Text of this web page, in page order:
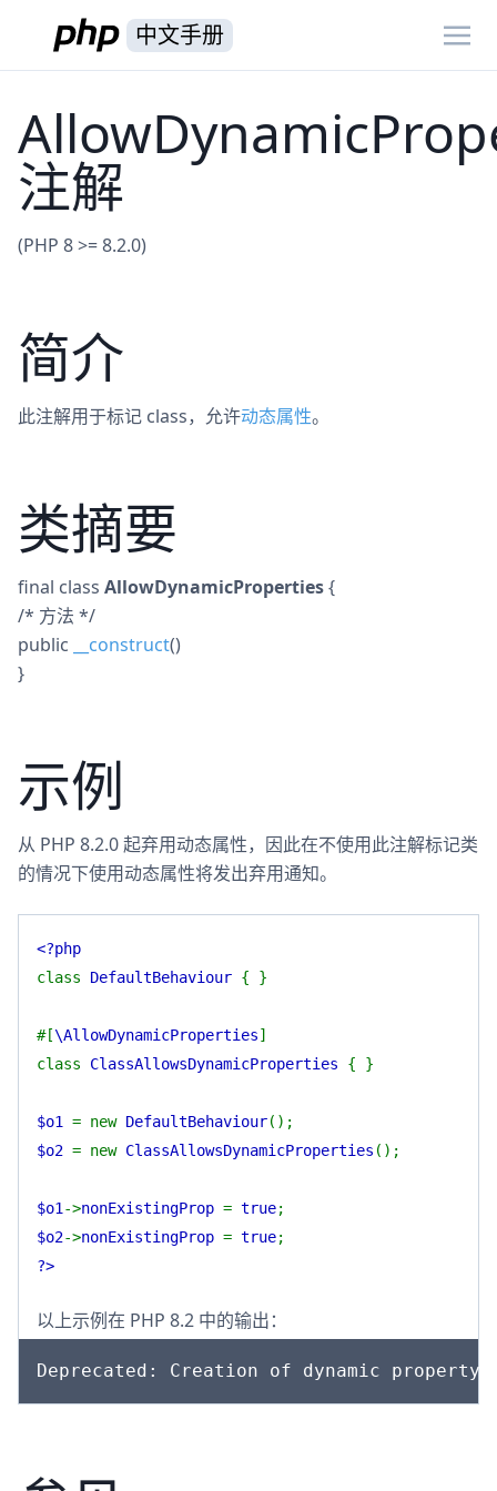
中文手册
注解
(PHP 8 >= 8.2.0)
简介
此注解用于标记 class，允许动态属性。
类摘要
final class AllowDynamicProperties{
/* 方法 */
public
__construct()
}
示例
从 PHP 8.2.0 起弃用动态属性，因此在不使用此注解标记类
的情况下使用动态属性将发出弃用通知。
<?php
class DefaultBehaviour { }
#[\AllowDynamicProperties]
class ClassAllowsDynamicProperties { }
$o1 = new DefaultBehaviour();
$o2 = new ClassAllowsDynamicProperties ();
$o1 ->nonExistingProp = true;
$o2->nonExistingProp = true;
?>
以上示例在 PHP 8.2 中的输出：